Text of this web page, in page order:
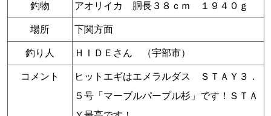
釣物 アオリイカ 胴長３８ｃｍ １９４０ｇ
場所 下関方面
釣り人 ＨＩＤＥさん （宇部市）
コメント
ヒットエギはエメラルダス ＳＴＡＹ３．
５号「マーブルパープル杉」です！ＳＴＡ